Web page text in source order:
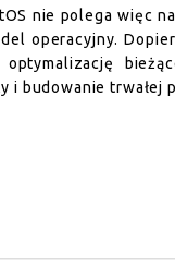
nie polega więc
operacyjny.
i budowanie trwałej